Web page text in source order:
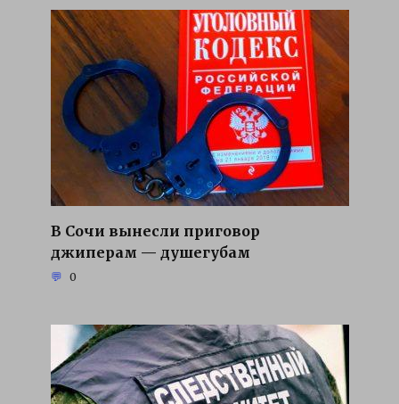
В Сочи вынесли приговор
джиперам — душегубам
0